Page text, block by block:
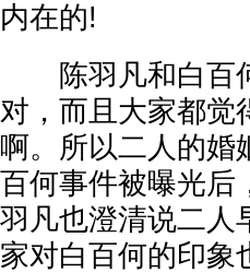
内在的!
陈羽凡和白百何
对，而且大家都觉
啊。所以二人的婚
百何事件被曝光后
羽凡也澄清说二人
家对白百何的印象